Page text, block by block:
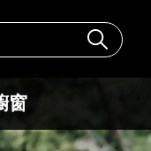
搜
尋
窗